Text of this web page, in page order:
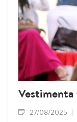
27/08/2025